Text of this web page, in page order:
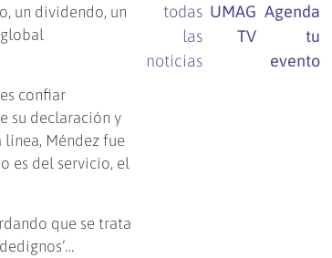
un dividendo, un
confiar
su declaración y
línea, Méndez fue
es del servicio, el
que se trata
todas
las
noticias
UMAG
TV
Agenda
tu
evento